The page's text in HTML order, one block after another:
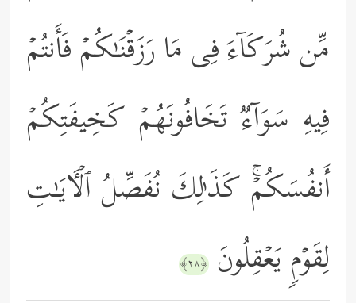
مِّن شُرَكَاۤءَ فِی مَا رَزَقۡنَـٰكُمۡ فَأَنتُمۡ
فِیهِ سَوَاۤءࣱ تَخَافُونَهُمۡ كَخِیفَتِكُمۡ
أَنفُسَكُمۡۚ كَذَ ٰ⁠لِكَ نُفَصِّلُ ٱلۡـَٔایَـٰتِ
لِقَوۡمࣲ یَعۡقِلُونَ ﴿٢٨﴾